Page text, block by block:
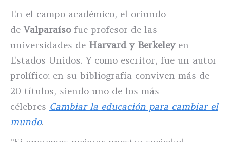
En el campo académico, el oriundo
deValparaísofue profesor de las
universidades de Harvard y Berkeleyen
Estados Unidos. Y como escritor, fue un autor
prolífico: en su bibliografía conviven más de
20 títulos, siendo uno de los más
célebres Cambiar la educación para cambiar el
mundo.